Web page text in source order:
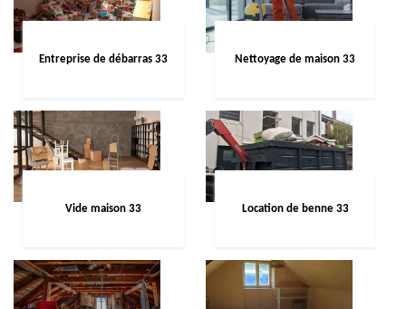
Entreprise de débarras 33 Nettoyage de maison 33
Vide maison 33 Location de benne 33